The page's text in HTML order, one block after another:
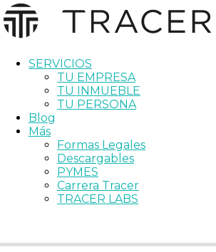
SERVICIOS
TU EMPRESA
TU INMUEBLE
TU PERSONA
Blog
Más
Formas Legales
Descargables
PYMES
Carrera Tracer
TRACER LABS